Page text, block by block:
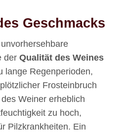
Geschmacks
der Qualität des Weines
lange Regenperioden,
Frosteinbruch
Weiner erheblich
zu hoch,
Pilzkrankheiten. Ein